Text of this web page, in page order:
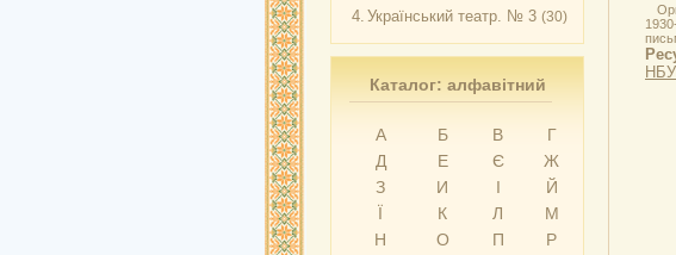
4. Український театр. № 3 (30)
Каталог: алфавітний
А Б В
Г
Д
Е Є
Ж
З
И І
Й
Ї
К Л
М
Н
О П
Р